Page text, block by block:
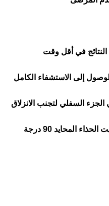
في أقل وقت
إلى الاستشفاء الكامل
السفلي لتجنب الانزلاق
المحايد 90 درجة